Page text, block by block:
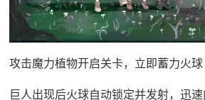
攻击魔力植物开启关卡，立即蓄力火球
巨人出现后火球自动锁定并发射，迅